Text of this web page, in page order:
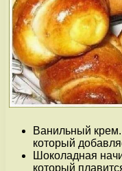
Ванильный
который
Шоколадная
который